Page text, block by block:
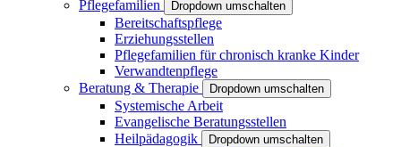
Pflegefamilien
Dropdown umschalten
Bereitschaftspflege
Erziehungsstellen
Pflegefamilien für chronisch kranke Kinder
Verwandtenpflege
Beratung & Therapie
Dropdown umschalten
Systemische Arbeit
Evangelische Beratungsstellen
Heilpädagogik
Dropdown umschalten